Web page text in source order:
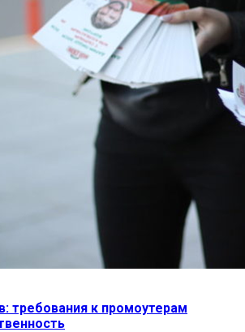
требования к промоутерам